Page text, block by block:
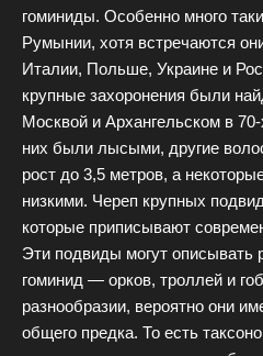
гоминиды. Особенно много
Румынии, хотя встречаются
Италии, Польше, Украине и
крупные захоронения были
Москвой и Архангельском в
них были лысыми, другие
рост до 3,5 метров, а
низкими. Череп крупных
которые приписывают
Эти подвиды могут описывать
гоминид — орков, троллей и
разнообразии, вероятно они
общего предка. То есть